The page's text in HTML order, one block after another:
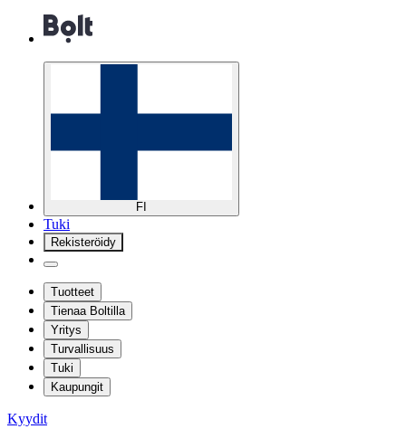
FI
Tuki
Rekisteröidy
Tuotteet
Tienaa Boltilla
Yritys
Turvallisuus
Tuki
Kaupungit
Kyydit